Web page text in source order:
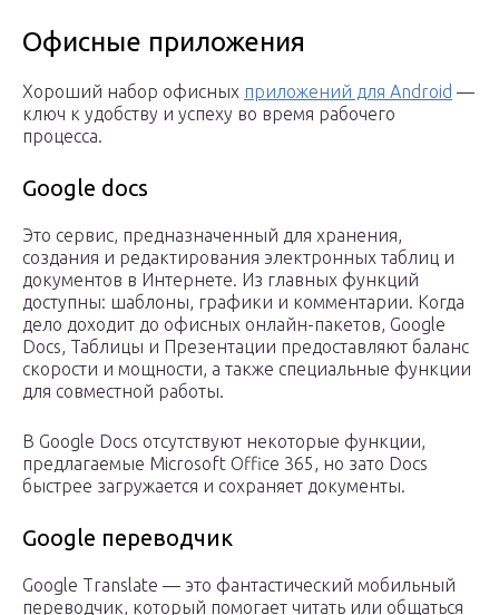
Офисные приложения
Хороший набор офисных приложений для Android —
ключ к удобству и успеху во время рабочего
процесса.
Google docs
Это сервис, предназначенный для хранения,
создания и редактирования электронных таблиц и
документов в Интернете. Из главных функций
доступны: шаблоны, графики и комментарии. Когда
дело доходит до офисных онлайн-пакетов, Google
Docs, Таблицы и Презентации предоставляют баланс
скорости и мощности, а также специальные функции
для совместной работы.
В Google Docs отсутствуют некоторые функции,
предлагаемые Microsoft Office 365, но зато Docs
быстрее загружается и сохраняет документы.
Google переводчик
Google Translate — это фантастический мобильный
переводчик, который помогает читать или общаться